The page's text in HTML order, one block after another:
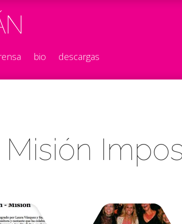
bio descargas
Misión